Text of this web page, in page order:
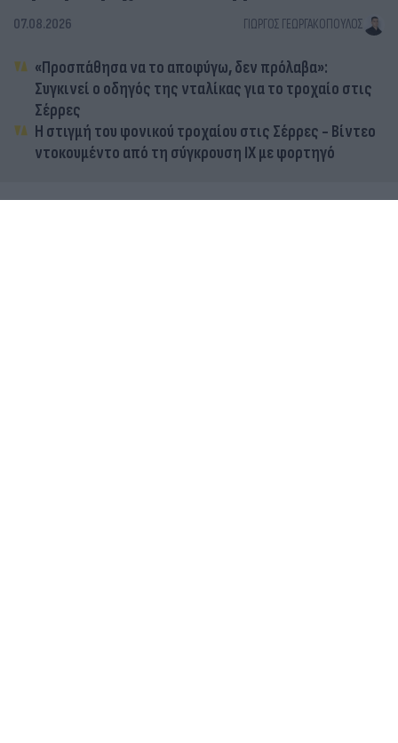
07.08.2026 ΓΙΏΡΓΟΣ ΓΕΩΡΓΑΚΌΠΟΥΛΟΣ
«Προσπάθησα να το αποφύγω, δεν πρόλαβα»:
Συγκινεί ο οδηγός της νταλίκας για το τροχαίο στις
Σέρρες
Η στιγμή του φονικού τροχαίου στις Σέρρες - Βίντεο
ντοκουμέντο από τη σύγκρουση ΙΧ με φορτηγό